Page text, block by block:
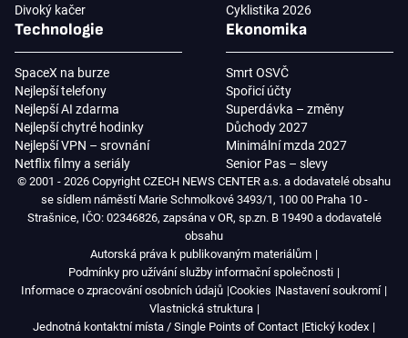
Divoký kačer
Cyklistika 2026
Technologie
SpaceX na burze
Nejlepší telefony
Nejlepší AI zdarma
Nejlepší chytré hodinky
Nejlepší VPN – srovnání
Netflix filmy a seriály
Ekonomika
Smrt OSVČ
Spořicí účty
Superdávka – změny
Důchody 2027
Minimální mzda 2027
Senior Pas – slevy
© 2001 - 2026 Copyright CZECH NEWS CENTER a.s. a dodavatelé obsahu
se sídlem náměstí Marie Schmolkové 3493/1, 100 00 Praha 10 -
Strašnice, IČO: 02346826, zapsána v OR, sp.zn. B 19490 a dodavatelé
obsahu
Autorská práva k publikovaným materiálům
Podmínky pro užívání služby informační společnosti
Informace o zpracování osobních údajů Cookies Nastavení soukromí
Vlastnická struktura
Jednotná kontaktní místa / Single Points of Contact Etický kodex